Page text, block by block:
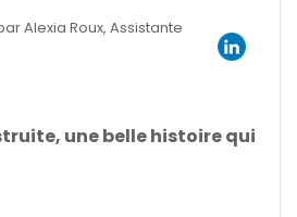
Alexia Roux, Assistante
une belle histoire qui